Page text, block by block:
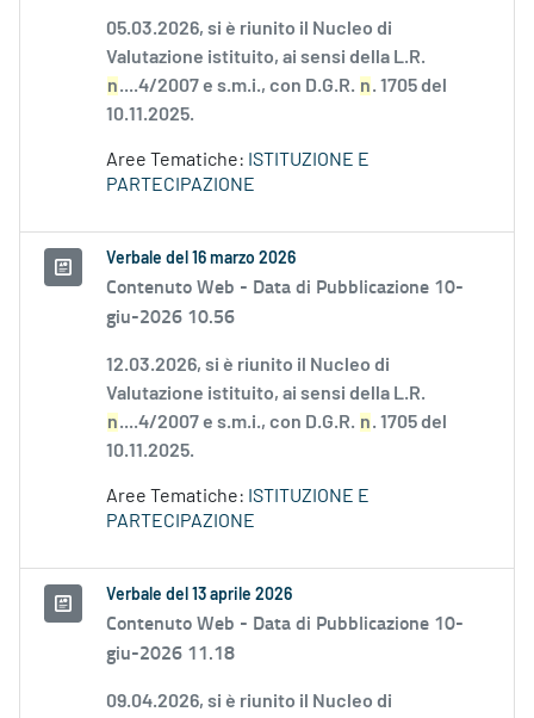
05.03.2026, si è riunito il Nucleo di
Valutazione istituito, ai sensi della L.R.
n....4/2007 e s.m.i., con D.G.R. n. 1705 del
10.11.2025.
Aree Tematiche: ISTITUZIONE E
PARTECIPAZIONE
Verbale del 16 marzo 2026
Contenuto Web - Data di Pubblicazione 10-
giu-2026 10.56
12.03.2026, si è riunito il Nucleo di
Valutazione istituito, ai sensi della L.R.
n....4/2007 e s.m.i., con D.G.R. n. 1705 del
10.11.2025.
Aree Tematiche: ISTITUZIONE E
PARTECIPAZIONE
Verbale del 13 aprile 2026
Contenuto Web - Data di Pubblicazione 10-
giu-2026 11.18
09.04.2026, si è riunito il Nucleo di